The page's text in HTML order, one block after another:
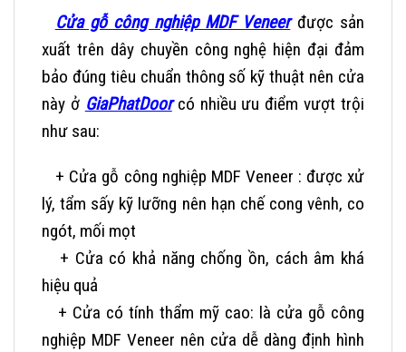
Cửa gỗ công nghiệp MDF Veneerđược sản
xuất trên dây chuyền công nghệ hiện đại đảm
bảo đúng tiêu chuẩn thông số kỹ thuật nên cửa
này ở GiaPhatDoorcó nhiều ưu điểm vượt trội
như sau:
+ Cửa gỗ công nghiệp MDF Veneer : được xử
lý, tẩm sấy kỹ lưỡng nên hạn chế cong vênh, co
ngót, mối mọt
+ Cửa có khả năng chống ồn, cách âm khá
hiệu quả
+ Cửa có tính thẩm mỹ cao: là cửa gỗ công
nghiệp MDF Veneer nên cửa dễ dàng định hình